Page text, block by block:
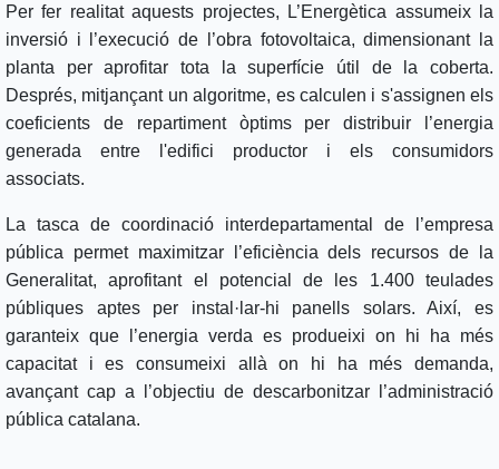
Per fer realitat aquests projectes, L’Energètica assumeix la
inversió i l’execució de l’obra fotovoltaica, dimensionant la
planta per aprofitar tota la superfície útil de la coberta.
Després, mitjançant un algoritme, es calculen i s'assignen els
coeficients de repartiment òptims per distribuir l’energia
generada entre l'edifici productor i els consumidors
associats.
La tasca de coordinació interdepartamental de l’empresa
pública permet maximitzar l’eficiència dels recursos de la
Generalitat, aprofitant el potencial de les 1.400 teulades
públiques aptes per instal·lar-hi panells solars. Així, es
garanteix que l’energia verda es produeixi on hi ha més
capacitat i es consumeixi allà on hi ha més demanda,
avançant cap a l’objectiu de descarbonitzar l’administració
pública catalana.